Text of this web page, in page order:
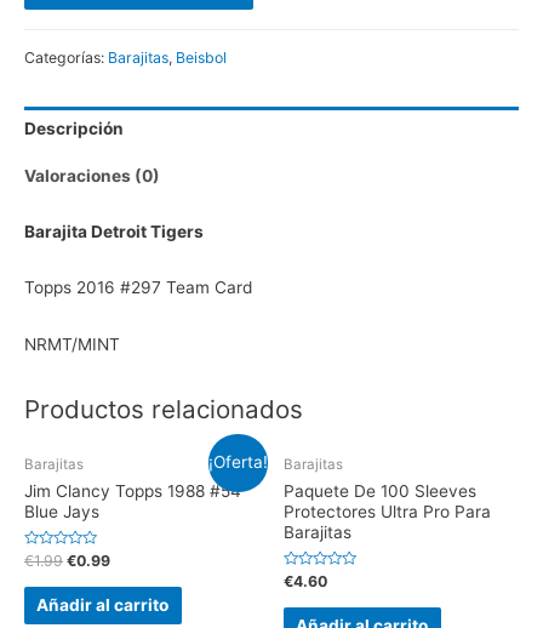
Categorías: Barajitas, Beisbol
Descripción
Valoraciones (0)
Barajita Detroit Tigers
Topps 2016 #297 Team Card
NRMT/MINT
Productos relacionados
¡Oferta!
Barajitas
Jim Clancy Topps 1988 #54
Blue Jays
V
a
l
a
€1.99 €0.99
Añadir al carrito
Barajitas
Paquete De 100 Sleeves
Protectores Ultra Pro Para
Barajitas
V
a
l
€4.60